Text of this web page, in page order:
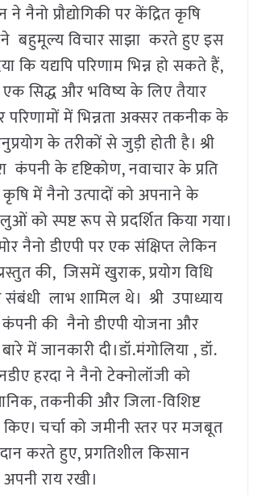
नैनो प्रौद्योगिकी पर केंद्रित कृषि
बहुमूल्य विचार साझा करते हुए इस
कि यद्यपि परिणाम भिन्न हो सकते हैं,
एक सिद्ध और भविष्य के लिए तैयार
में भिन्नता अक्सर तकनीक के
के तरीकों से जुड़ी होती है। श्री
कंपनी के दृष्टिकोण, नवाचार के प्रति
कृषि में नैनो उत्पादों को अपनाने के
को स्पष्ट रूप से प्रदर्शित किया गया।
नैनो डीएपी पर एक संक्षिप्त लेकिन
की, जिसमें खुराक, प्रयोग विधि
लाभ शामिल थे। श्री उपाध्याय
की नैनो डीएपी योजना और
में जानकारी दी।डॉ.मंगोलिया , डॉ.
हरदा ने नैनो टेक्नोलॉजी को
तकनीकी और जिला-विशिष्ट
किए। चर्चा को जमीनी स्तर पर मजबूत
करते हुए, प्रगतिशील किसान
राय रखी।